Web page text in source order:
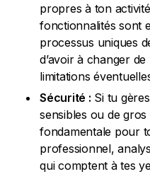
propres à ton
fonctionnalités sont
processus uniques
d’avoir à changer
limitations
Sécurité : Si tu
sensibles ou de
fondamentale pour
professionnel,
qui comptent à tes